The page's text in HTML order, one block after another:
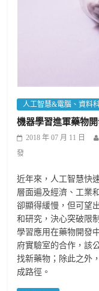
人工智慧&電腦、資料
機器學習進軍藥物
2018 年 07 月 11 日
發
近年來，人工智慧快
層面遍及經濟、工業
卻顯得緩慢，但可望
和研究，決心突破限
學習應用在藥物開發
府實驗室的合作，該
找新藥物；除此之外
成路徑。